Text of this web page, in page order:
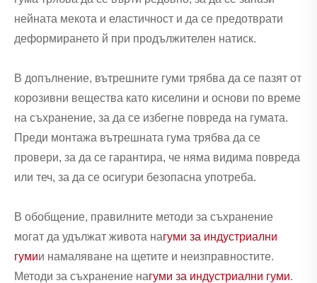
нейната мекота и еластичност и да се предотврати
деформирането й при продължителен натиск.
В допълнение, вътрешните гуми трябва да се пазят от
корозивни вещества като киселини и основи по време
на съхранение, за да се избегне повреда на гумата.
Преди монтажа вътрешната гума трябва да се
провери, за да се гарантира, че няма видима повреда
или теч, за да се осигури безопасна употреба.
В обобщение, правилните методи за съхранение
могат да удължат живота нагуми за индустриални
гумии намаляване на щетите и неизправностите.
Методи за съхранение нагуми за индустриални гуми.